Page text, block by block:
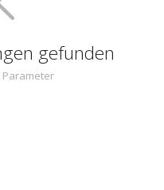
gefunden